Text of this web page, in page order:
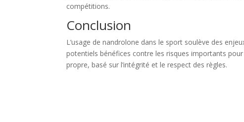
compétitions.
Conclusion
L’usage de nandrolone dans le sport soulève des
potentiels bénéfices contre les risques importants
propre, basé sur l’intégrité et le respect des règles.